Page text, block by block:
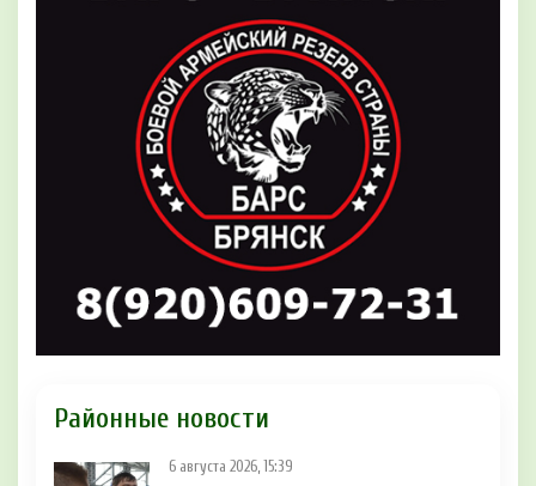
Районные новости
6 августа 2026, 15:39